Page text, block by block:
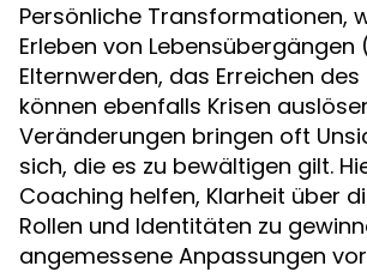
Persönliche Transformationen,
Erleben von Lebensübergängen
Elternwerden, das Erreichen
können ebenfalls Krisen
Veränderungen bringen oft
sich, die es zu bewältigen gilt.
Coaching helfen, Klarheit über
Rollen und Identitäten zu
angemessene Anpassungen